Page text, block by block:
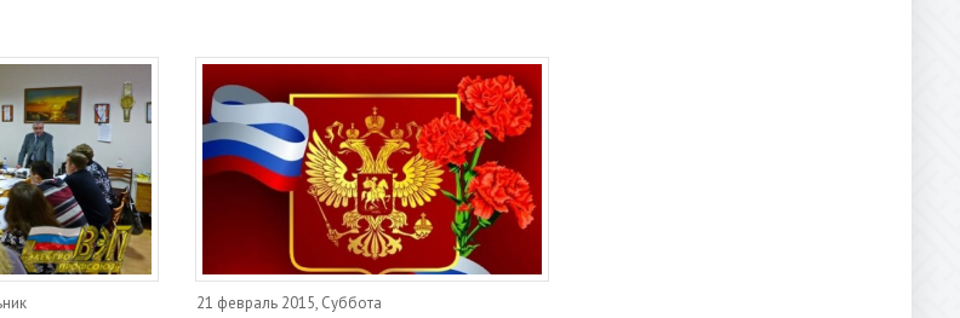
21 февраль 2015, Суббота